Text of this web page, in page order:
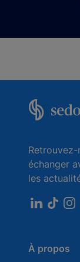
échanger
les
À propos